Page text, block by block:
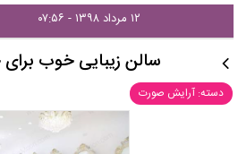
۱۲ مرداد ۱۳۹۸ - ۰۷:۵۶
سالن زیبایی خوب
دسته: آرایش صورت